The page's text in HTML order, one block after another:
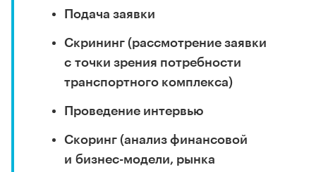
Подача заявки
Скрининг (рассмотрение заявки
с точки зрения потребности
транспортного комплекса)
Проведение интервью
Скоринг (анализ финансовой
и бизнес-модели, рынка